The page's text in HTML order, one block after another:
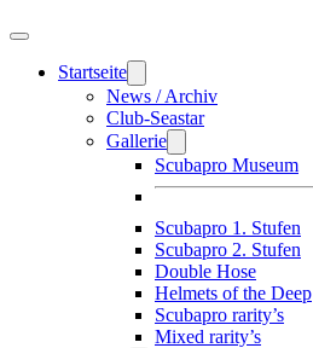
Startseite
News / Archiv
Club-Seastar
Gallerie
Scubapro Museum
Scubapro 1. Stufen
Scubapro 2. Stufen
Double Hose
Helmets of the Deep
Scubapro rarity’s
Mixed rarity’s